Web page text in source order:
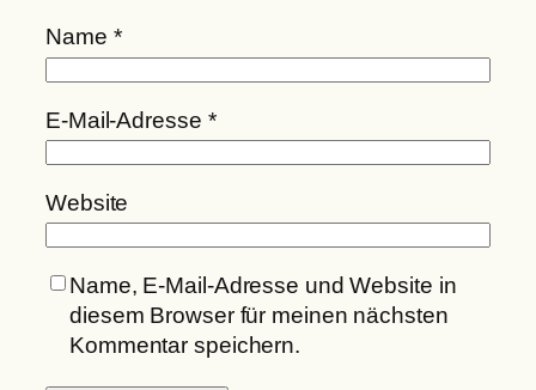
Name *
E-Mail-Adresse *
Website
Name, E-Mail-Adresse und Website in
diesem Browser für meinen nächsten
Kommentar speichern.